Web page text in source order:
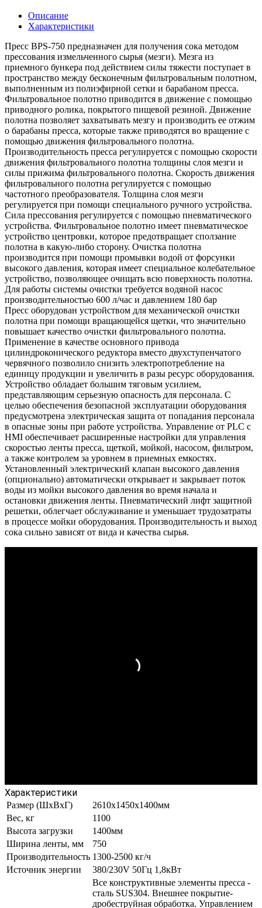
Описание
Характеристики
Пресс BPS-750 предназначен для получения сока методом
прессования измельченного сырья (мезги). Мезга из
приемного бункера под действием силы тяжести поступает в
пространство между бесконечным фильтровальным полотном,
выполненным из полиэфирной сетки и барабаном пресса.
Фильтровальное полотно приводится в движение с помощью
приводного ролика, покрытого пищевой резиной. Движение
полотна позволяет захватывать мезгу и производить ее отжим
о барабаны пресса, которые также приводятся во вращение с
помощью движения фильтровального полотна.
Производительность пресса регулируется с помощью скорости
движения фильтровального полотна толщины слоя мезги и
силы прижима фильтровального полотна. Скорость движения
фильтровального полотна регулируется с помощью
частотного преобразователя. Толщина слоя мезги
регулируется при помощи специального ручного устройства.
Сила прессования регулируется с помощью пневматического
устройства. Фильтровальное полотно имеет пневматическое
устройство центровки, которое предотвращает сползание
полотна в какую-либо сторону. Очистка полотна
производится при помощи промывки водой от форсунки
высокого давления, которая имеет специальное колебательное
устройство, позволяющее очищать всю поверхность полотна.
Для работы системы очистки требуется водяной насос
производительностью 600 л/час и давлением 180 бар
Пресс оборудован устройством для механической очистки
полотна при помощи вращающейся щетки, что значительно
повышает качество очистки фильтровального полотна.
Применение в качестве основного привода
цилиндроконического редуктора вместо двухступенчатого
червячного позволило снизить электропотребление на
единицу продукции и увеличить в разы ресурс оборудования.
Устройство обладает большим тяговым усилием,
представляющим серьезную опасность для персонала. С
целью обеспечения безопасной эксплуатации оборудования
предусмотрена электрическая защита от попадания персонала
в опасные зоны при работе устройства. Управление от PLC c
HMI обеспечивает расширенные настройки для управления
скоростью ленты пресса, щеткой, мойкой, насосом, фильтром,
а также контролем за уровнем в приемных емкостях.
Установленный электрический клапан высокого давления
(опционально) автоматически открывает и закрывает поток
воды из мойки высокого давления во время начала и
остановки движения ленты. Пневматический лифт защитной
решетки, облегчает обслуживание и уменьшает трудозатраты
в процессе мойки оборудования. Производительность и выход
сока сильно зависят от вида и качества сырья.
Характеристики
Размер (ШxВxГ)
2610х1450х1400мм
Вес, кг
1100
Высота загрузки
1400мм
Ширина ленты, мм
750
Производительность 1300-2500 кг/ч
Источник энергии
380/230V 50Гц 1,8кВт
Все конструктивные элементы пресса -
сталь SUS304. Внешнее покрытие-
дробеструйная обработка. Управлением